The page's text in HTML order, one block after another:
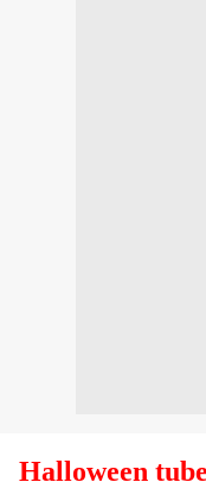
Halloween